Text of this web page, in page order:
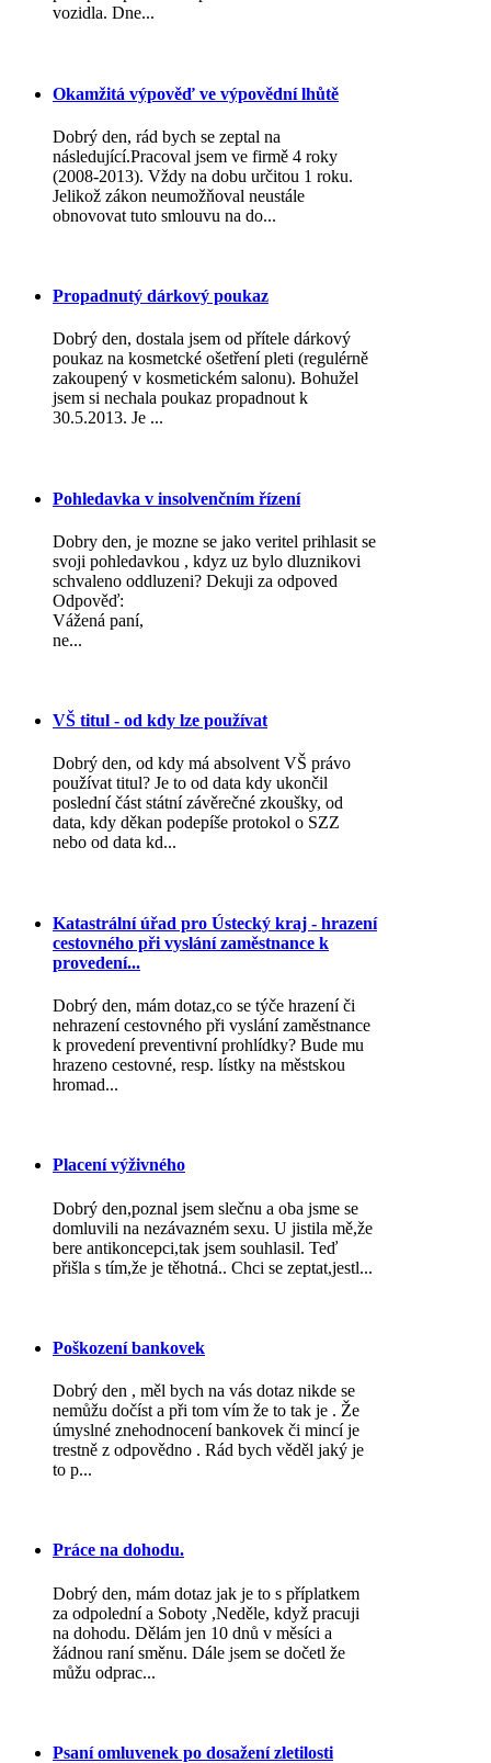
vozidla. Dne...
Okamžitá výpověď ve výpovědní lhůtě
Dobrý den, rád bych se zeptal na
následující.Pracoval jsem ve firmě 4 roky
(2008-2013). Vždy na dobu určitou 1 roku.
Jelikož zákon neumožňoval neustále
obnovovat tuto smlouvu na do...
Propadnutý dárkový poukaz
Dobrý den, dostala jsem od přítele dárkový
poukaz na kosmetcké ošetření pleti (regulérně
zakoupený v kosmetickém salonu). Bohužel
jsem si nechala poukaz propadnout k
30.5.2013. Je ...
Pohledavka v insolvenčním řízení
Dobry den, je mozne se jako veritel prihlasit se
svoji pohledavkou , kdyz uz bylo dluznikovi
schvaleno oddluzeni? Dekuji za odpoved
Odpověď:
Vážená paní,
ne...
VŠ titul - od kdy lze používat
Dobrý den, od kdy má absolvent VŠ právo
používat titul? Je to od data kdy ukončil
poslední část státní závěrečné zkoušky, od
data, kdy děkan podepíše protokol o SZZ
nebo od data kd...
Katastrální úřad pro Ústecký kraj - hrazení
cestovného při vyslání zaměstnance k
provedení...
Dobrý den, mám dotaz,co se týče hrazení či
nehrazení cestovného při vyslání zaměstnance
k provedení preventivní prohlídky? Bude mu
hrazeno cestovné, resp. lístky na městskou
hromad...
Placení výživného
Dobrý den,poznal jsem slečnu a oba jsme se
domluvili na nezávazném sexu. U jistila mě,že
bere antikoncepci,tak jsem souhlasil. Teď
přišla s tím,že je těhotná.. Chci se zeptat,jestl...
Poškození bankovek
Dobrý den , měl bych na vás dotaz nikde se
nemůžu dočíst a při tom vím že to tak je . Že
úmyslné znehodnocení bankovek či mincí je
trestně z odpovědno . Rád bych věděl jaký je
to p...
Práce na dohodu.
Dobrý den, mám dotaz jak je to s příplatkem
za odpolední a Soboty ,Neděle, když pracuji
na dohodu. Dělám jen 10 dnů v měsíci a
žádnou raní směnu. Dále jsem se dočetl že
můžu odprac...
Psaní omluvenek po dosažení zletilosti